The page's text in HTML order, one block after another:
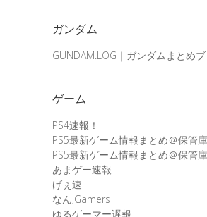
ガンダム
GUNDAM.LOG｜ガンダムまとめ
ゲーム
PS4速報！
PS5最新ゲーム情報まとめ＠保管庫
PS5最新ゲーム情報まとめ＠保管庫
あまゲー速報
げぇ速
なんJGamers
ゆるゲーマー遅報